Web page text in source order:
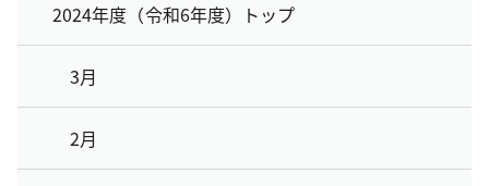
2024年度（令和6年度）トップ
3月
2月